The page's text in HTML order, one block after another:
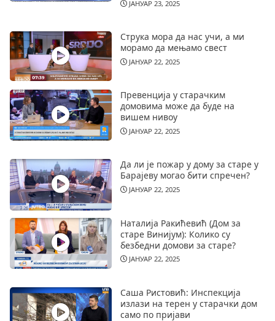
ЈАНУАР 23, 2025
Струка мора да нас учи, а ми
морамо да мењамо свест
ЈАНУАР 22, 2025
Превенција у старачким
домовима може да буде на
вишем нивоу
ЈАНУАР 22, 2025
Да ли је пожар у дому за старе у
Барајеву могао бити спречен?
ЈАНУАР 22, 2025
Наталија Ракићевић (Дом за
старе Винијум): Колико су
безбедни домови за старе?
ЈАНУАР 22, 2025
Саша Ристовић: Инспекција
излази на терен у старачки дом
само по пријави